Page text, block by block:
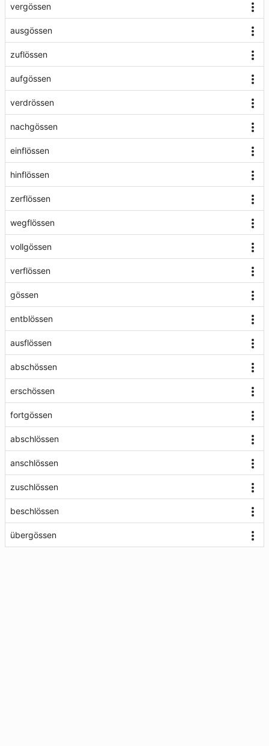
vergössen
ausgössen
zuflössen
aufgössen
verdrössen
nachgössen
einflössen
hinflössen
zerflössen
wegflössen
vollgössen
verflössen
gössen
entblössen
ausflössen
abschössen
erschössen
fortgössen
abschlössen
anschlössen
zuschlössen
beschlössen
übergössen